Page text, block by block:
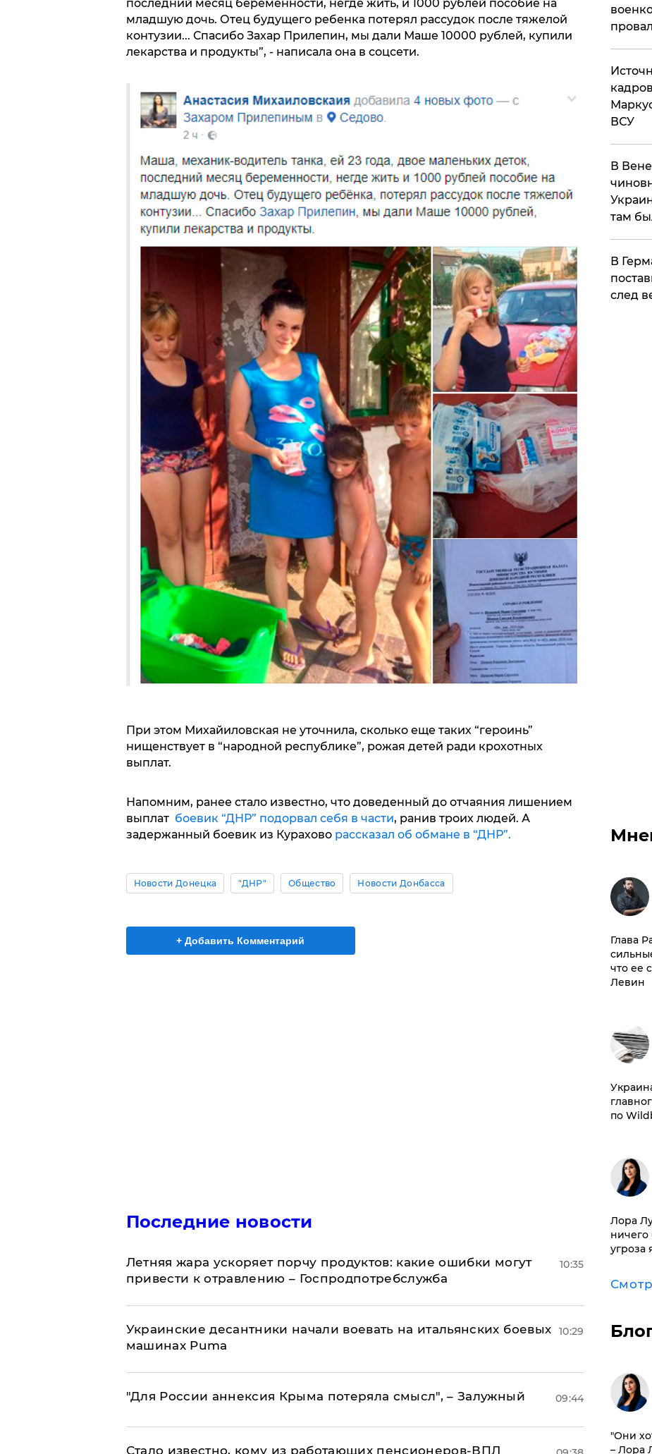
последний месяц беременности, негде жить, и 1000 рублей пособие на
младшую дочь. Отец будущего ребенка потерял рассудок после тяжелой
контузии... Спасибо Захар Прилепин, мы дали Маше 10000 рублей, купили
лекарства и продукты”, - написала она в соцсети.
При этом Михайиловская не уточнила, сколько еще таких “героинь”
нищенствует в “народной республике”, рожая детей ради крохотных
выплат.
Напомним, ранее стало известно, что доведенный до отчаяния лишением
выплат боевик “ДНР” подорвал себя в части, ранив троих людей. А
задержанный боевик из Курахово рассказал об обмане в “ДНР”.
Новости Донецка "ДНР" Общество Новости Донбасса
+ Добавить Комментарий
Последние новости
Летняя жара ускоряет порчу продуктов: какие ошибки могут
привести к отравлению – Госпродпотребслужба
10:35
Украинские десантники начали воевать на итальянских боевых
машинах Puma
10:29
"Для России аннексия Крыма потеряла смысл", – Залужный 09:44
Стало известно, кому из работающих пенсионеров-ВПЛ
ВСУ
В
там
​В
след
Глава
что ее
Левин
по
Лора
ничего
угроза
"Они
– Лора